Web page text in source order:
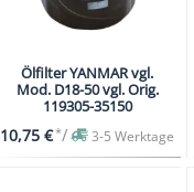
Ölfilter YANMAR vgl.
Mod. D18-50 vgl. Orig.
119305-35150
10,75 €*/ 3-5 Werktage